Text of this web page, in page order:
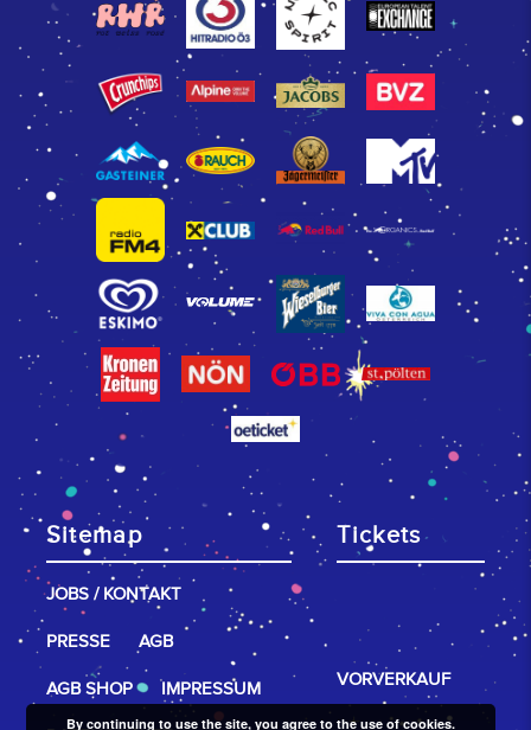
Sitemap
JOBS / KONTAKT
PRESSE AGB
AGB SHOP IMPRESSUM
Tickets
VORVERKAUF
By continuing to use the site, you agree to the use of cookies.